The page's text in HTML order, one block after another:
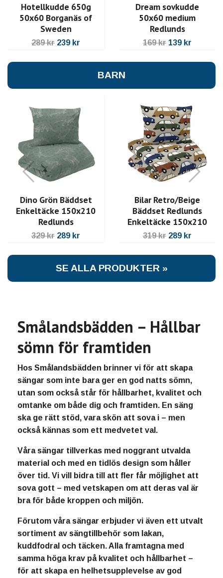
Hotellkudde 650g
50x60 Borganäs of
Sweden
289 kr 239 kr
Dream sovkudde
50x60 medium
Redlunds
169 kr 139 kr
BARN
Dino Grön Bäddset
Enkeltäcke 150x210
Redlunds
329 kr 289 kr
Bilar Retro/Beige
Bäddset Redlunds
Enkeltäcke 150x210
319 kr 289 kr
SE ALLA PRODUKTER »
Smålandsbädden – Hållbar
sömn för framtiden
Hos Smålandsbädden brinner vi för att skapa
sängar som inte bara ger en god natts sömn,
utan som också står för hållbarhet, kvalitet och
omtanke om både dig och framtiden. En säng
ska ge rätt stöd, vara skön att sova i – men
också kännas som ett medvetet val.
Våra sängar tillverkas med noggrant utvalda
material och med en tidlös design som håller
över tid. Vi vill bidra till att fler får möjlighet att
sova gott – med vetskapen om att deras val är
bra för både kroppen och miljön.
Förutom våra sängar erbjuder vi även ett utvalt
sortiment av sängtillbehör som lakan,
kuddfodral och täcken. Alla framtagna med
samma höga krav på kvalitet och hållbarhet –
för att skapa en helhetsupplevelse av god